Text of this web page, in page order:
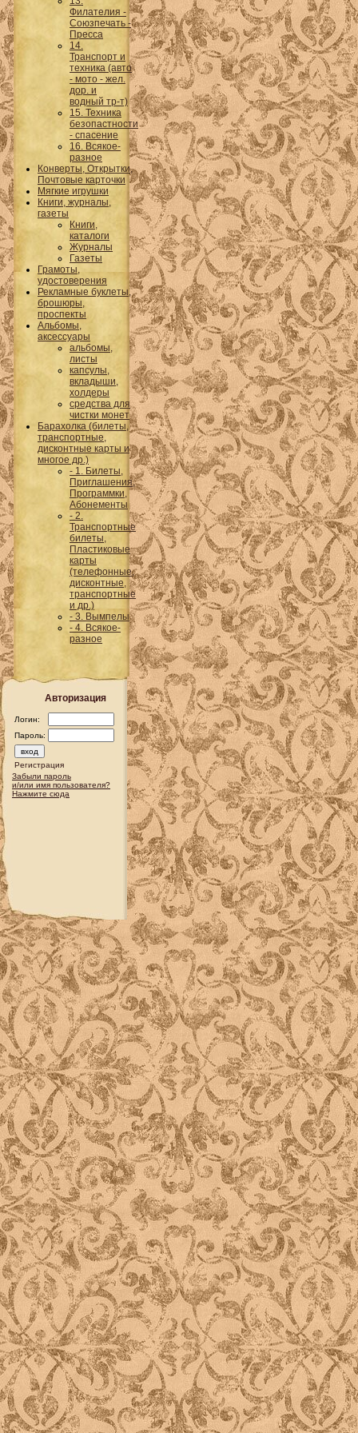
Филателия -
Союзпечать -
Пресса
14.
Транспорт и
техника (авто
- мото - жел.
дор. и
водный тр-т)
15. Техника
безопастности
- спасение
16. Всякое-
разное
Конверты, Открытки,
Почтовые карточки
Мягкие игрушки
Книги, журналы,
газеты
Книги,
каталоги
Журналы
Газеты
Грамоты,
удостоверения
Рекламные буклеты,
брошюры,
проспекты
Альбомы,
аксессуары
альбомы,
листы
капсулы,
вкладыши,
холдеры
средства для
чистки монет
Барахолка (билеты,
транспортные,
дисконтные карты и
многое др.)
- 1. Билеты,
Приглашения,
Программки,
Абонементы
- 2.
Транспортные
билеты,
Пластиковые
карты
(телефонные,
дисконтные,
транспортные
и др.)
- 3. Вымпелы
- 4. Всякое-
разное
Авторизация
Логин:
Пароль:
Регистрация
Забыли пароль
и/или имя пользователя?
Нажмите сюда